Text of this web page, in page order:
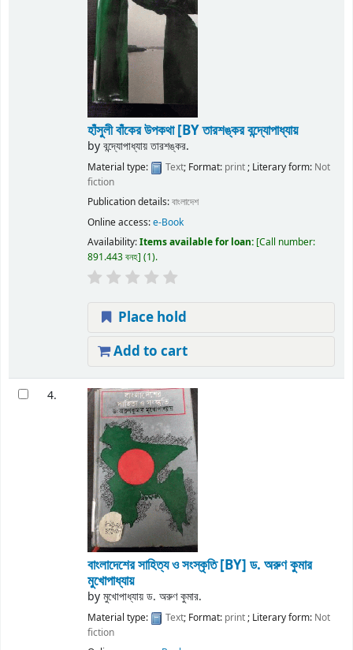
হাঁসুলী বাঁকের উপকথা[BY তারশঙ্কর বন্দ্যোপাধ্যায়
byবন্দ্যোপাধ্যায় তারশঙ্কর.
Material type: Text; Format: print; Literary form: Not
fiction
Publication details:বাংলাদেশ
Online access:e-Book
Availability:Items available for loan: Call number:
891.443 বনহ (1).
Place hold
Add to cart
4.
বাংলাদেশের সাহিত্য ও সংস্কৃতি[BY] ড. অরুণ কুমার
মুখোপাধ্যায়
byমুখোপাধ্যায় ড. অরুণ কুমার.
Material type: Text; Format: print; Literary form: Not
fiction